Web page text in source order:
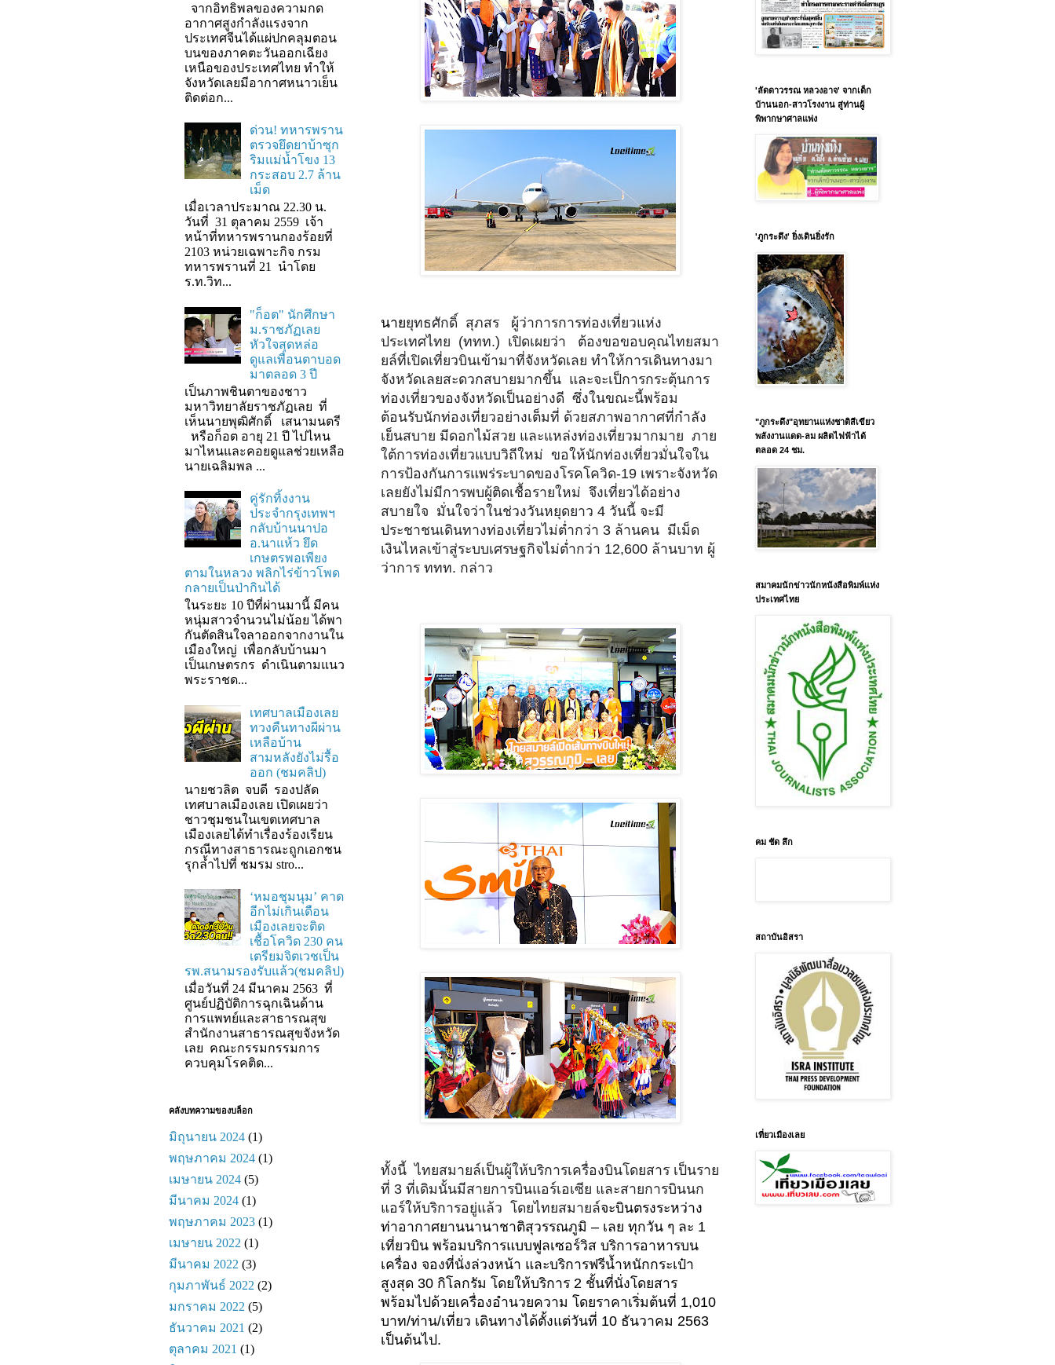
นายยุทธศักดิ์ สุภสร
ผู้ว่าการการท่องเที่ยวแห่ง
ประเทศไทย (ททท.) เปิดเผยว่า
ต้องขอขอบคุณไทยสมา
ยล์ที่เปิดเที่ยวบินเข้ามาที่จังหวัดเลย ทำให้การเดินทางมา
จังหวัดเลยสะดวกสบายมากขึ้น และจะเป็การกระตุ้นการ
ท่องเที่ยวของจังหวัดเป็นอย่างดี ซึ่งในขณะนี้พร้อม
ต้อนรับนักท่องเที่ยวอย่างเต็มที่ ด้วยสภาพอากาศที่กำลัง
เย็นสบาย มีดอกไม้สวย และแหล่งท่องเที่ยวมากมาย ภาย
ใต้การท่องเที่ยวแบบวิถีใหม่ ขอให้นักท่องเที่ยวมั่นใจใน
การป้องกันการแพร่ระบาดของโรคโควิด-19 เพราะจังหวัด
เลยยังไม่มีการพบผู้ติดเชื้อรายใหม่ จึงเที่ยวได้อย่าง
สบายใจ มั่นใจว่าในช่วงวันหยุดยาว 4 วันนี้ จะมี
ประชาชนเดินทางท่องเที่ยวไม่ต่ำกว่า 3 ล้านคน มีเม็ด
เงินไหลเข้าสู่ระบบเศรษฐกิจไม่ต่ำกว่า 12,600 ล้านบาท ผู้
ว่าการ ททท. กล่าว
ทั้งนี้ ไทยสมายล์เป็นผู้ให้บริการเครื่องบินโดยสาร เป็นราย
ที่ 3 ที่เดิมนั้นมีสายการบินแอร์เอเซีย และสายการบินนก
แอร์ให้บริการอยู่แล้ว โดยไทยสมายล์จะบินตรงระหว่าง
ท่าอากาศยานนานาชาติสุวรรณภูมิ – เลย ทุกวัน ๆ ละ 1
เที่ยวบิน พร้อมบริการแบบฟูลเซอร์วิส บริการอาหารบน
เครื่อง จองที่นั่งล่วงหน้า และบริการฟรีน้ำหนักกระเป๋า
สูงสุด 30 กิโลกรัม โดยให้บริการ 2 ชั้นที่นั่งโดยสาร
พร้อมไปด้วยเครื่องอำนวยความ โดยราคาเริ่มต้นที่ 1,010
บาท/ท่าน/เที่ยว เดินทางได้ตั้งแต่วันที่ 10 ธันวาคม 2563
เป็นต้นไป.
จากอิทธิพลของความกด
อากาศสูงกำลังแรงจาก
ประเทศจีนได้แผ่ปกคลุมตอน
บนของภาคตะวันออกเฉียง
เหนือของประเทศไทย ทำให้
จังหวัดเลยมีอากาศหนาวเย็น
ติดต่อก...
ด่วน! ทหารพราน
ตรวจยึดยาบ้าซุก
ริมแม่น้ำโขง 13
กระสอบ 2.7 ล้าน
เม็ด
เมื่อเวลาประมาณ 22.30 น.
วันที่ 31 ตุลาคม 2559 เจ้า
หน้าที่ทหารพรานกองร้อยที่
2103 หน่วยเฉพาะกิจ กรม
ทหารพรานที่ 21 นำโดย
ร.ท.วิท...
"ก็อต" นักศึกษา
ม.ราชภัฏเลย
หัวใจสุดหล่อ
ดูแลเพื่อนตาบอด
มาตลอด 3 ปี
เป็นภาพชินตาของชาว
มหาวิทยาลัยราชภัฏเลย ที่
เห็นนายพุฒิศักดิ์ เสนามนตรี
หรือก็อต อายุ 21 ปี ไปไหน
มาไหนและคอยดูแลช่วยเหลือ
นายเฉลิมพล ...
คู่รักทิ้งงาน
ประจำกรุงเทพฯ
กลับบ้านนาปอ
อ.นาแห้ว ยึด
เกษตรพอเพียง
ตามในหลวง พลิกไร่ข้าวโพด
กลายเป็นป่ากินได้
ในระยะ 10 ปีที่ผ่านมานี้ มีคน
หนุ่มสาวจำนวนไม่น้อย ได้พา
กันตัดสินใจลาออกจากงานใน
เมืองใหญ่ เพื่อกลับบ้านมา
เป็นเกษตรกร ดำเนินตามแนว
พระราชด...
เทศบาลเมืองเลย
ทวงคืนทางผีผ่าน
เหลือบ้าน
สามหลังยังไม่รื้อ
ออก (ชมคลิป)
นายชวลิต จบดี รองปลัด
เทศบาลเมืองเลย เปิดเผยว่า
ชาวชุมชนในเขตเทศบาล
เมืองเลยได้ทำเรื่องร้องเรียน
กรณีทางสาธารณะถูกเอกชน
รุกล้ำไปที่ ชมรม stro...
‘หมอชุมนุม’ คาด
อีกไม่เกินเดือน
เมืองเลยจะติด
เชื้อโควิด 230 คน
เตรียมจิตเวชเป็น
รพ.สนามรองรับแล้ว(ชมคลิป)
เมื่อวันที่ 24 มีนาคม 2563 ที่
ศูนย์ปฏิบัติการฉุกเฉินด้าน
การแพทย์และสาธารณสุข
สำนักงานสาธารณสุขจังหวัด
เลย คณะกรรมกรรมการ
ควบคุมโรคติด...
คลังบทความของบล็อก
มิถุนายน 2024 (1)
พฤษภาคม 2024 (1)
เมษายน 2024 (5)
มีนาคม 2024 (1)
พฤษภาคม 2023 (1)
เมษายน 2022 (1)
มีนาคม 2022 (3)
กุมภาพันธ์ 2022 (2)
มกราคม 2022 (5)
ธันวาคม 2021 (2)
ตุลาคม 2021 (1)
'ลัดดาวรรณ หลวงอาจ' จากเด็ก
บ้านนอก-สาวโรงงาน สู่ท่านผู้
พิพากษาศาลแพ่ง
'ภูกระดึง' ยิ่งเดินยิ่งรัก
"ภูกระดึง"อุทยานแห่งชาติสีเขียว
พลังงานแดด-ลม ผลิตไฟฟ้าได้
ตลอด 24 ชม.
สมาคมนักข่าวนักหนังสือพิมพ์แห่ง
ประเทศไทย
คม ชัด ลึก
สถาบันอิสรา
เที่ยวเมืองเลย